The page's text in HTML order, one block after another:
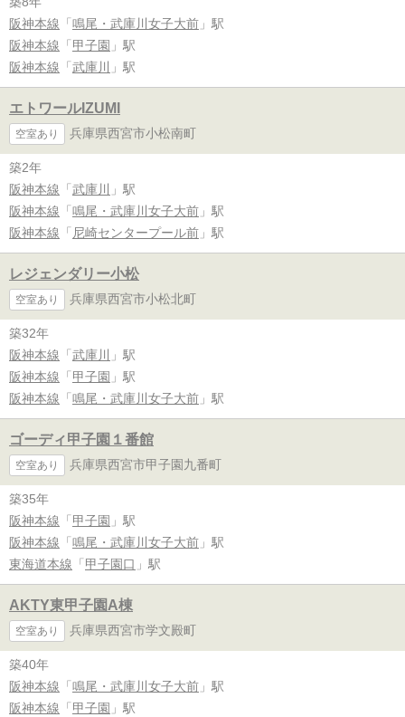
阪神本線 「 鳴尾・武庫川女子大前 」駅
阪神本線 「 甲子園 」駅
阪神本線 「 武庫川 」駅
エトワールIZUMI
空室あり 兵庫県西宮市小松南町
築2年
阪神本線 「 武庫川
」駅
阪神本線 「 鳴尾・武庫川女子大前 」駅
阪神本線 「 尼崎センタープール前 」駅
レジェンダリー小松
空室あり 兵庫県西宮市小松北町
築32年
阪神本線 「 武庫川
」駅
阪神本線 「 甲子園 」駅
阪神本線 「 鳴尾・武庫川女子大前 」駅
ゴーディ甲子園１番館
空室あり 兵庫県西宮市甲子園九番町
築35年
阪神本線 「 甲子園 」駅
阪神本線 「 鳴尾・武庫川女子大前 」駅
東海道本線 「 甲子園口 」駅
AKTY東甲子園A棟
空室あり 兵庫県西宮市学文殿町
築40年
阪神本線 「 鳴尾・武庫川女子大前 」駅
阪神本線 「 甲子園 」駅